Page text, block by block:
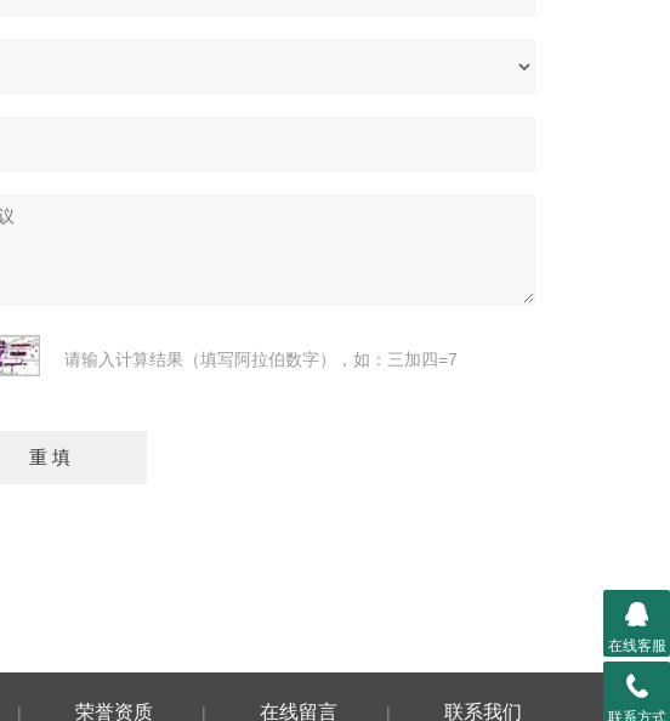
请输入计算结果（填写阿拉伯数字），如：三加四=7
| 荣誉资质 | 在线留言 | 联系我们
在线客服
联系方式